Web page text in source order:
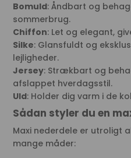
Bomuld: Åndbart og
sommerbrug.
Chiffon: Let og elegant,
Silke: Glansfuldt og
lejligheder.
Jersey: Strækbart og
afslappet hverdagsstil.
Uld: Holder dig varm i de
Sådan styler du en
Maxi nederdele er utroligt
mange måder: